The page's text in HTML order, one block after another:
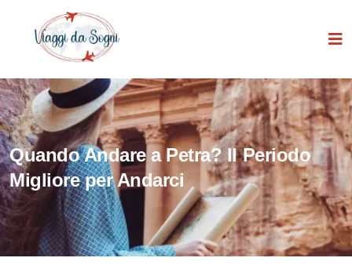
Quando Andare a Petra? Il Periodo
Migliore per Andarci